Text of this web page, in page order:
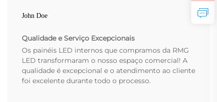
John Doe
Qualidade e Serviço Excepcionais
Os painéis LED internos que compramos da RMG
LED transformaram o nosso espaço comercial! A
qualidade é excepcional e o atendimento ao cliente
foi excelente durante todo o processo.